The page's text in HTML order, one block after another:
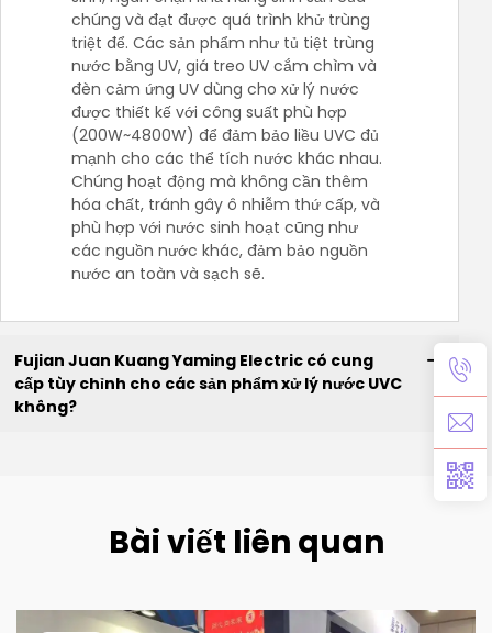
chúng và đạt được quá trình khử trùng
triệt để. Các sản phẩm như tủ tiệt trùng
nước bằng UV, giá treo UV cắm chìm và
đèn cảm ứng UV dùng cho xử lý nước
được thiết kế với công suất phù hợp
(200W~4800W) để đảm bảo liều UVC đủ
mạnh cho các thể tích nước khác nhau.
Chúng hoạt động mà không cần thêm
hóa chất, tránh gây ô nhiễm thứ cấp, và
phù hợp với nước sinh hoạt cũng như
các nguồn nước khác, đảm bảo nguồn
nước an toàn và sạch sẽ.
Fujian Juan Kuang Yaming Electric có cung
cấp tùy chỉnh cho các sản phẩm xử lý nước UVC
không?
Bài viết liên quan